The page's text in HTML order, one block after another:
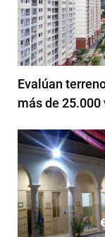
Evalúan
más de